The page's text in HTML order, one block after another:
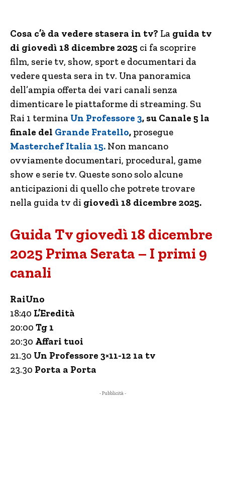
Cosa c’è da vedere stasera in tv? La guida tv
di giovedì 18 dicembre 2025 ci fa scoprire
film, serie tv, show, sport e documentari da
vedere questa sera in tv. Una panoramica
dell’ampia offerta dei vari canali senza
dimenticare le piattaforme di streaming. Su
Rai 1 termina Un Professore 3, su Canale 5 la
finale del Grande Fratello, prosegue
Masterchef Italia 15. Non mancano
ovviamente documentari, procedural, game
show e serie tv. Queste sono solo alcune
anticipazioni di quello che potrete trovare
nella guida tv di giovedì 18 dicembre 2025.
Guida Tv giovedì 18 dicembre
2025 Prima Serata – I primi 9
canali
RaiUno
18:40 L’Eredità
20:00 Tg 1
20:30 Affari tuoi
21.30 Un Professore 3×11-12 1a tv
23.30 Porta a Porta
- Pubblicità -